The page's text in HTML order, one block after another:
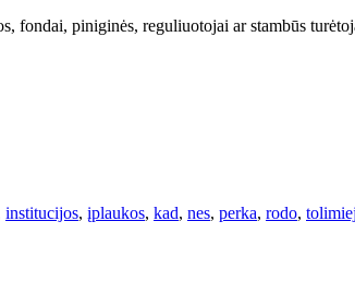
fondai, piniginės, reguliuotojai ar stambūs
institucijos, įplaukos, kad, nes, perka, rodo,